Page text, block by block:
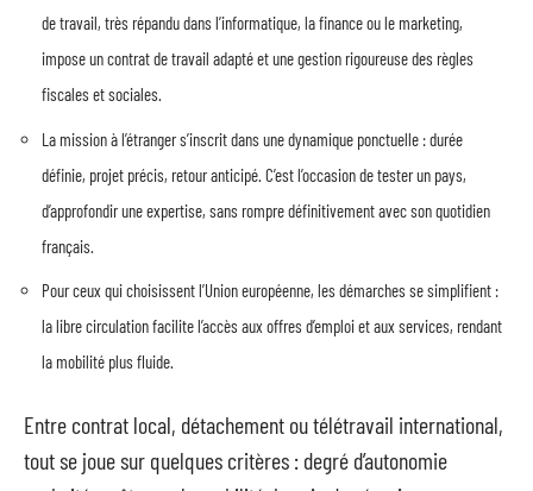
de travail, très répandu dans l’informatique, la finance ou le marketing,
impose un contrat de travail adapté et une gestion rigoureuse des règles
fiscales et sociales.
La mission à l’étranger s’inscrit dans une dynamique ponctuelle : durée
définie, projet précis, retour anticipé. C’est l’occasion de tester un pays,
d’approfondir une expertise, sans rompre définitivement avec son quotidien
français.
Pour ceux qui choisissent l’Union européenne, les démarches se simplifient :
la libre circulation facilite l’accès aux offres d’emploi et aux services, rendant
la mobilité plus fluide.
Entre contrat local, détachement ou télétravail international,
tout se joue sur quelques critères : degré d’autonomie